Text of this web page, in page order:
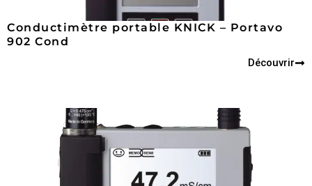
Conductimètre portable KNICK – Portavo
902 Cond
Découvrir